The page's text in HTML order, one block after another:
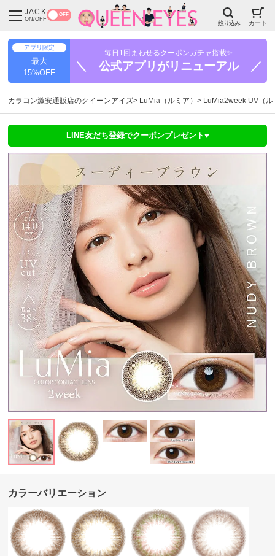
JACK
ON/OFF
OFF
絞り込み カート
アプリ限定
最大
15%OFF
毎日1回まわせるクーポンガチャ搭載✨
＼ 公式アプリがリニューアル ／
カラコン激安通販店のクイーンアイズ LuMia（ルミア） LuMia2week UV（
LINE友だち登録でクーポンプレゼント♥
カラーバリエーション